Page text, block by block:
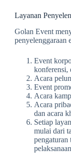
Layanan
Golan Event
penyelenggaraan
Event
konferensi,
Acara
Event
Acara
Acara
dan acara
Setiap
mulai dari
pengaturan